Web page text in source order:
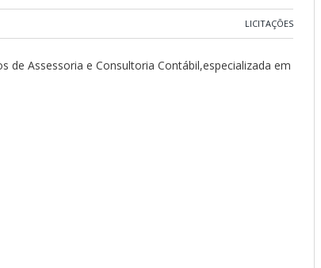
LICITAÇÕES
de Assessoria e Consultoria Contábil,especializada em